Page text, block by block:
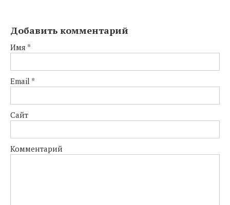
Добавить комментарий
Имя *
Email *
Сайт
Комментарий